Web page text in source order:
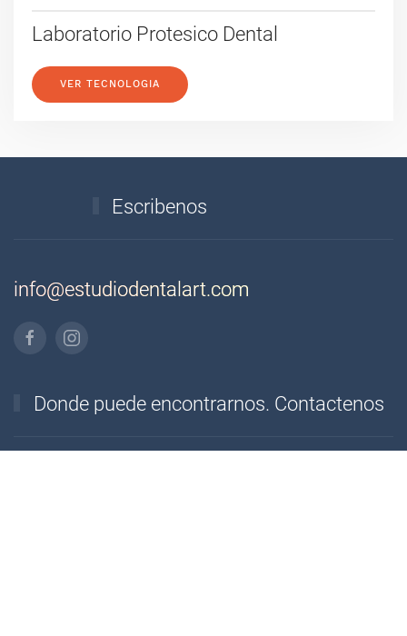
Laboratorio Protesico Dental
VER TECNOLOGIA
Escribenos
info@estudiodentalart.com
Donde puede encontrarnos. Contactenos